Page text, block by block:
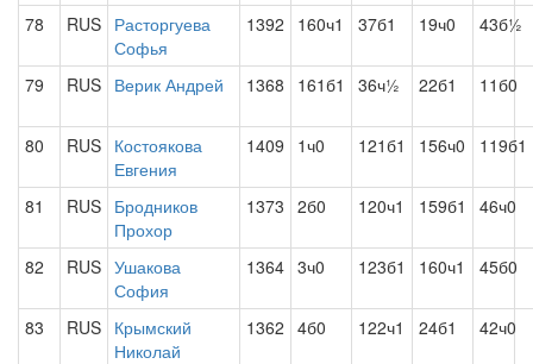
78 RUS Расторгуева
Софья
1392 160ч1 37б1 19ч0 43б½
79 RUS Верик Андрей 1368 161б1 36ч½ 22б1 11б0
80 RUS Костоякова
Евгения
1409 1ч0 121б1 156ч0 119б1
81 RUS Бродников
Прохор
1373 2б0 120ч1 159б1 46ч0
82 RUS Ушакова
София
1364 3ч0 123б1 160ч1 45б0
83 RUS Крымский
Николай
1362 4б0 122ч1 24б1 42ч0